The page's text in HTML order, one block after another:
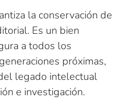
la conservación de
Es un bien
a todos los
próximas,
legado intelectual
e investigación.